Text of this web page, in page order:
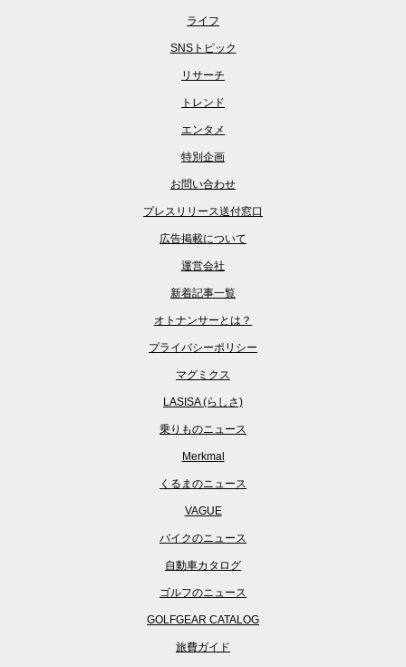
ライフ
SNSトピック
リサーチ
トレンド
エンタメ
特別企画
お問い合わせ
プレスリリース送付窓口
広告掲載について
運営会社
新着記事一覧
オトナンサーとは？
プライバシーポリシー
マグミクス
LASISA (らしさ)
乗りものニュース
Merkmal
くるまのニュース
VAGUE
バイクのニュース
自動車カタログ
ゴルフのニュース
GOLFGEAR CATALOG
旅費ガイド